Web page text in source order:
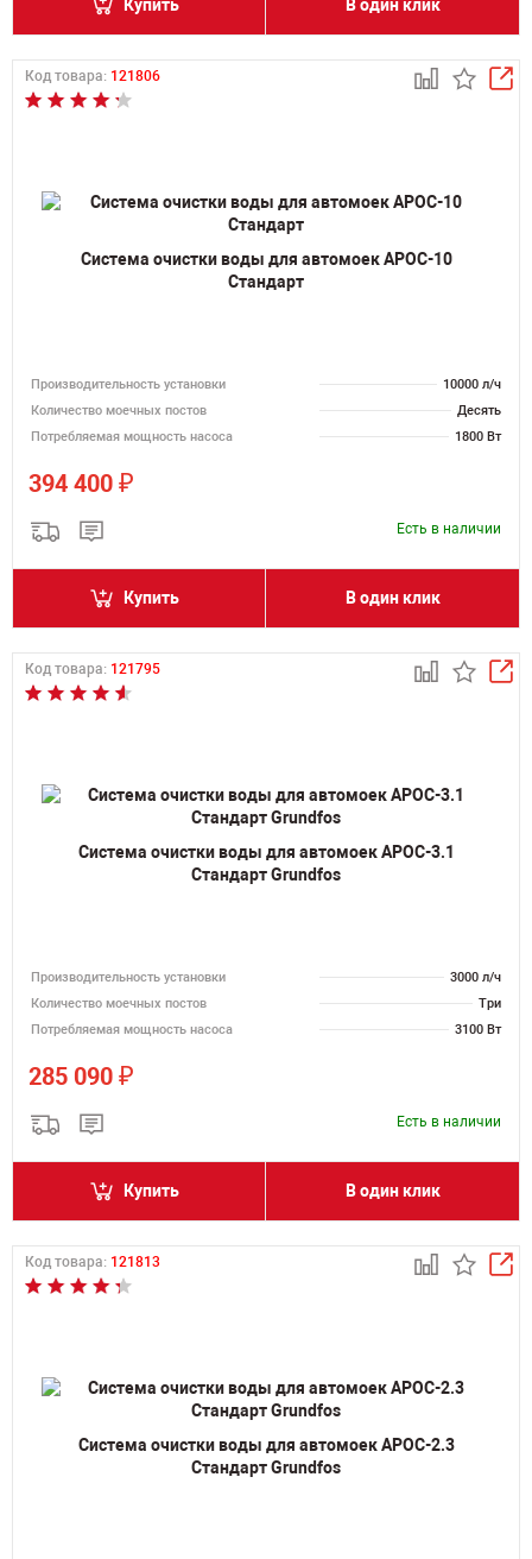
Купить В один клик
Код товара: 121806
Система очистки воды для автомоек АРОС-10
Стандарт
Производительность установки
10000 л/ч
Количество моечных постов
Десять
Потребляемая мощность насоса
1800 Вт
394 400 ₽
Есть в наличии
Купить В один клик
Код товара: 121795
Система очистки воды для автомоек АРОС-3.1
Стандарт Grundfos
Производительность установки
3000 л/ч
Количество моечных постов
Три
Потребляемая мощность насоса
3100 Вт
285 090 ₽
Есть в наличии
Купить В один клик
Код товара: 121813
Система очистки воды для автомоек АРОС-2.3
Стандарт Grundfos